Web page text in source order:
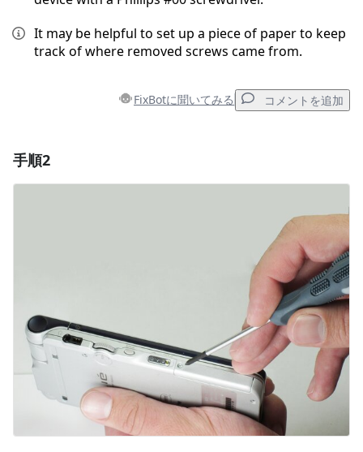
It may be helpful to set up a piece of paper to keep
track of where removed screws came from.
FixBotに聞いてみる コメントを追加
コメントを投稿
手順2